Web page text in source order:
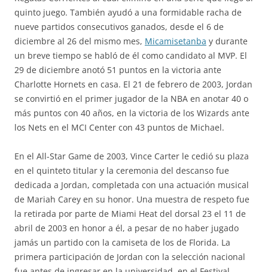
quinto juego. También ayudó a una formidable racha de
nueve partidos consecutivos ganados, desde el 6 de
diciembre al 26 del mismo mes, Micamisetanba y durante
un breve tiempo se habló de él como candidato al MVP. El
29 de diciembre anotó 51 puntos en la victoria ante
Charlotte Hornets en casa. El 21 de febrero de 2003, Jordan
se convirtió en el primer jugador de la NBA en anotar 40 o
más puntos con 40 años, en la victoria de los Wizards ante
los Nets en el MCI Center con 43 puntos de Michael.
En el All-Star Game de 2003, Vince Carter le cedió su plaza
en el quinteto titular y la ceremonia del descanso fue
dedicada a Jordan, completada con una actuación musical
de Mariah Carey en su honor. Una muestra de respeto fue
la retirada por parte de Miami Heat del dorsal 23 el 11 de
abril de 2003 en honor a él, a pesar de no haber jugado
jamás un partido con la camiseta de los de Florida. La
primera participación de Jordan con la selección nacional